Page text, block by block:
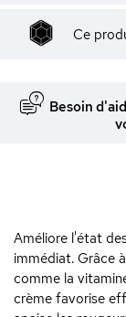
Ce
Besoin
Améliore l'état
immédiat. Grâce
comme la
crème favorise